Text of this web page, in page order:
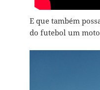
E que também
do futebol um